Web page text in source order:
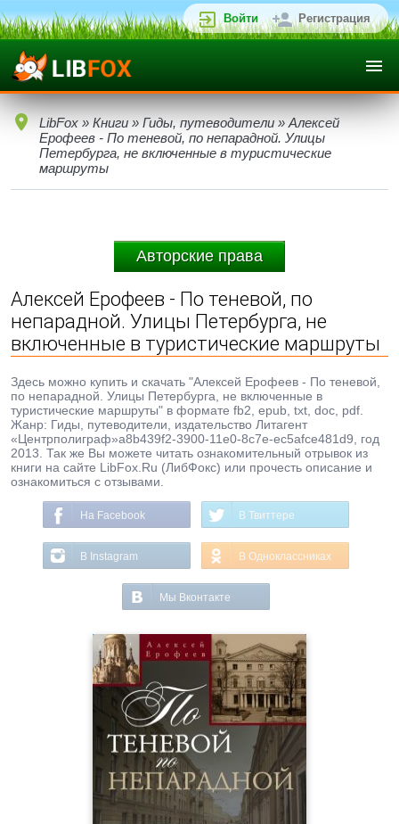
Войти Регистрация
LibFox » Книги » Гиды, путеводители » Алексей
Ерофеев - По теневой, по непарадной. Улицы
Петербурга, не включенные в туристические
маршруты
Авторские права
Алексей Ерофеев - По теневой, по
непарадной. Улицы Петербурга, не
включенные в туристические маршруты
Здесь можно купить и скачать "Алексей Ерофеев - По теневой,
по непарадной. Улицы Петербурга, не включенные в
туристические маршруты" в формате fb2, epub, txt, doc, pdf.
Жанр: Гиды, путеводители, издательство Литагент
«Центрполиграф»a8b439f2-3900-11e0-8c7e-ec5afce481d9, год
2013. Так же Вы можете читать ознакомительный отрывок из
книги на сайте LibFox.Ru (ЛибФокс) или прочесть описание и
ознакомиться с отзывами.
На Facebook В Твиттере
В Instagram В Одноклассниках
Мы Вконтакте